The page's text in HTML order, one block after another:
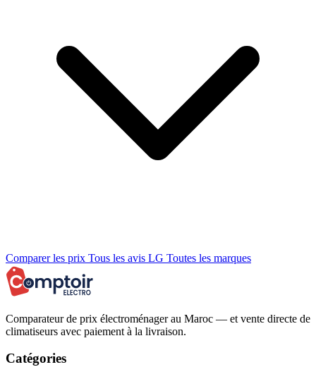
Comparer les prix Tous les avis LG Toutes les marques
Comparateur de prix électroménager au Maroc — et vente directe de
climatiseurs avec paiement à la livraison.
Catégories